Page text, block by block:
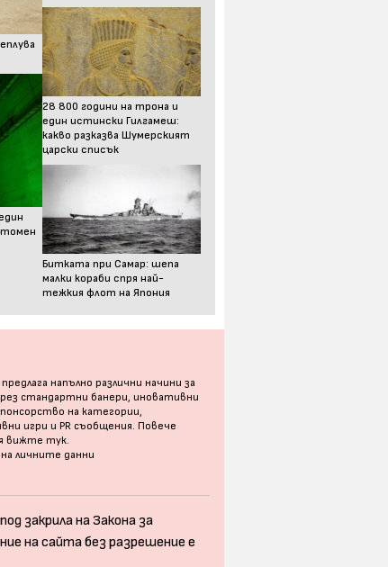
28 800 години на трона и
един истински Гилгамеш:
какво разказва Шумерският
царски списък
Битката при Самар: шепа
малки кораби спря най-
тежкия флот на Япония
напълно различни начини за
стандартни банери, иновативни
на категории,
игри и PR съобщения. Повече
вижте тук.
личните данни
закрила на Закона за
на сайта без разрешение е